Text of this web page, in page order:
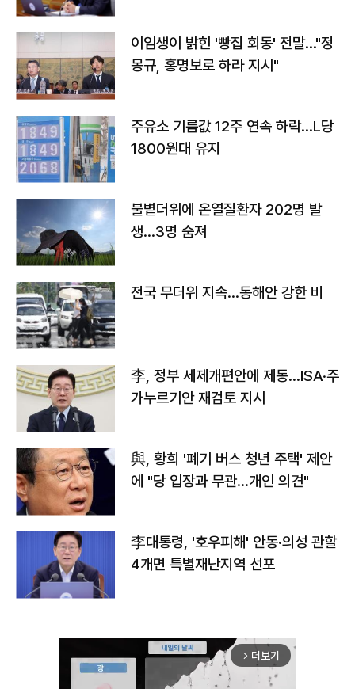
이임생이 밝힌 '빵집 회동' 전말…"정
몽규, 홍명보로 하라 지시"
주유소 기름값 12주 연속 하락…L당
1800원대 유지
불볕더위에 온열질환자 202명 발
생…3명 숨져
전국 무더위 지속…동해안 강한 비
李, 정부 세제개편안에 제동…ISA·주
가누르기안 재검토 지시
與, 황희 '폐기 버스 청년 주택' 제안
에 "당 입장과 무관…개인 의견"
李대통령, '호우피해' 안동·의성 관할
4개면 특별재난지역 선포
arrow_forward_ios 더보기